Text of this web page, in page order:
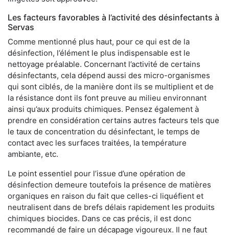
Les facteurs favorables à l’activité des désinfectants à
Servas
Comme mentionné plus haut, pour ce qui est de la
désinfection, l’élément le plus indispensable est le
nettoyage préalable. Concernant l’activité de certains
désinfectants, cela dépend aussi des micro-organismes
qui sont ciblés, de la manière dont ils se multiplient et de
la résistance dont ils font preuve au milieu environnant
ainsi qu’aux produits chimiques. Pensez également à
prendre en considération certains autres facteurs tels que
le taux de concentration du désinfectant, le temps de
contact avec les surfaces traitées, la température
ambiante, etc.
Le point essentiel pour l’issue d’une opération de
désinfection demeure toutefois la présence de matières
organiques en raison du fait que celles-ci liquéfient et
neutralisent dans de brefs délais rapidement les produits
chimiques biocides. Dans ce cas précis, il est donc
recommandé de faire un décapage vigoureux. Il ne faut